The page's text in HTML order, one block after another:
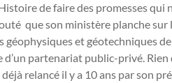
de faire des promesses qui
que son ministère planche
et géotechniques de
partenariat public-privé. Rien
relancé il y a 10 ans par son